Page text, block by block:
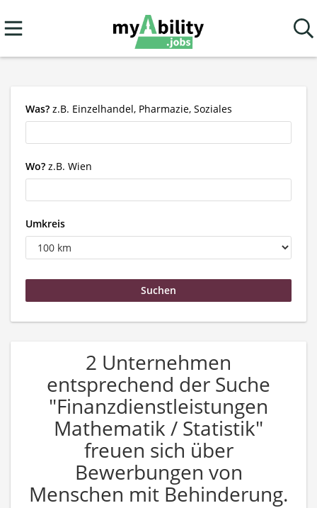
Was? z.B. Einzelhandel, Pharmazie, Soziales
Wo? z.B. Wien
Umkreis
2 Unternehmen
entsprechend der Suche
"Finanzdienstleistungen
Mathematik / Statistik"
freuen sich über
Bewerbungen von
Menschen mit Behinderung.